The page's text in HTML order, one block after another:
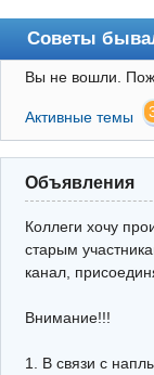
Советы
Форум
Правила
Поиск
Регистрация
Архив
Почта
Поиск
Вы не вошли.
Активные темы
Объявления
Коллеги хочу
старым
канал,
Внимание!!!
1. В связи с